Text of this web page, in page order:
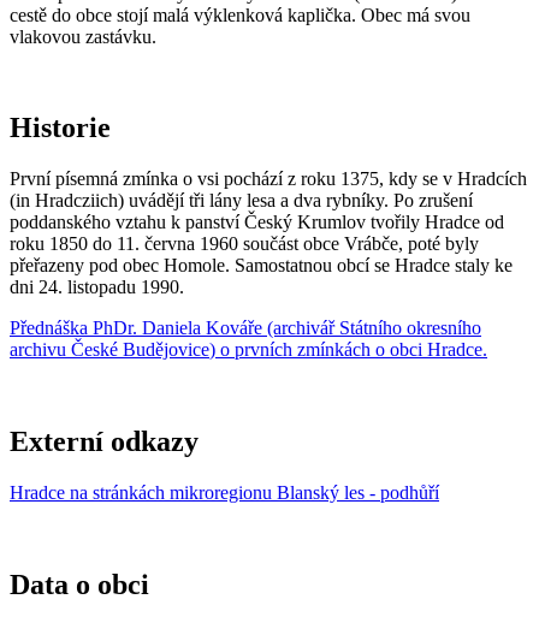
cestě do obce stojí malá výklenková kaplička. Obec má svou
vlakovou zastávku.
Historie
První písemná zmínka o vsi pochází z roku 1375, kdy se v Hradcích
(in Hradcziich) uvádějí tři lány lesa a dva rybníky. Po zrušení
poddanského vztahu k panství Český Krumlov tvořily Hradce od
roku 1850 do 11. června 1960 součást obce Vrábče, poté byly
přeřazeny pod obec Homole. Samostatnou obcí se Hradce staly ke
dni 24. listopadu 1990.
Přednáška PhDr. Daniela Kováře (archivář Státního okresního
archivu České Budějovice) o prvních zmínkách o obci Hradce.
Externí odkazy
Hradce na stránkách mikroregionu Blanský les - podhůří
Data o obci